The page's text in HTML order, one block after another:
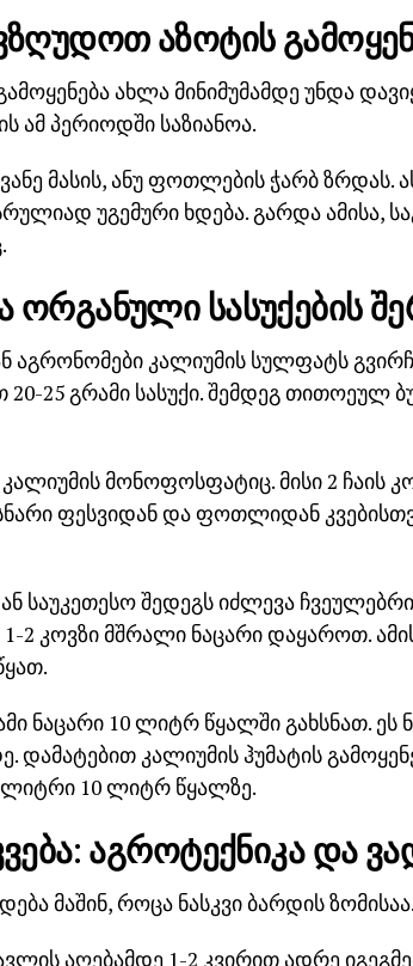
აზოტის
ახლა მინიმუმამდე უნდა
ამ პერიოდში საზიანოა.
მასის, ანუ ფოთლების ჭარბ ზრდას.
უგემური ხდება. გარდა ამისა,
სასუქების
აგრონომები კალიუმის სულფატს
25 გრამი სასუქი. შემდეგ თითოეულ
კალიუმის მონოფოსფატიც. მისი 2 ჩაის
ფესვიდან და ფოთლიდან
საუკეთესო შედეგს იძლევა
2 კოვზი მშრალი ნაცარი დაყაროთ.
ნაცარი 10 ლიტრ წყალში გახსნათ. ეს
დამატებით კალიუმის ჰუმატის
10 ლიტრ წყალზე.
აგროტექნიკა და
მაშინ, როცა ნასკვი ბარდის ზომისაა.
აღებამდე 1-2 კვირით ადრე